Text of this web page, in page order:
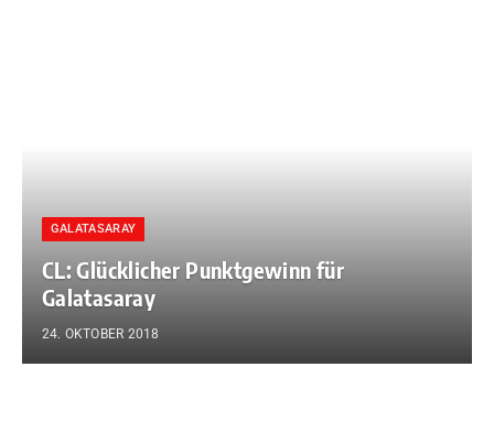
GALATASARAY
CL: Glücklicher Punktgewinn für
Galatasaray
24. OKTOBER 2018